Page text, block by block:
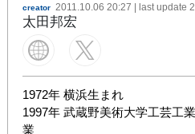
creator 2011.10.06 20:27 | last update
太田邦宏
1972年 横浜生まれ
1997年 武蔵野美術大学工芸工
業